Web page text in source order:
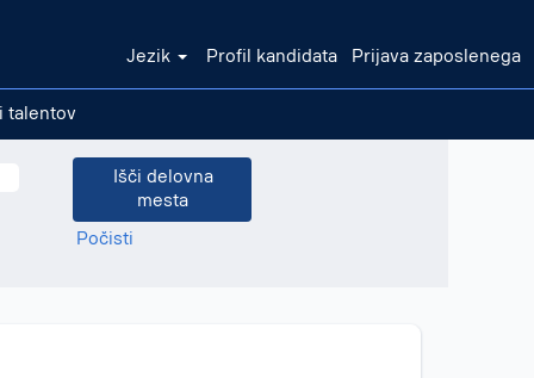
Jezik Profil kandidata Prijava zaposlenega
talentov
Počisti